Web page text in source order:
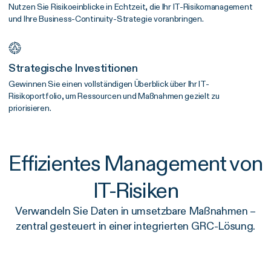
Nutzen Sie Risikoeinblicke in Echtzeit, die Ihr IT-Risikomanagement
und Ihre Business-Continuity-Strategie voranbringen.
Strategische Investitionen
Gewinnen Sie einen vollständigen Überblick über Ihr IT-
Risikoportfolio, um Ressourcen und Maßnahmen gezielt zu
priorisieren.
Effizientes Management von
IT-Risiken
Verwandeln Sie Daten in umsetzbare Maßnahmen –
zentral gesteuert in einer integrierten GRC-Lösung.